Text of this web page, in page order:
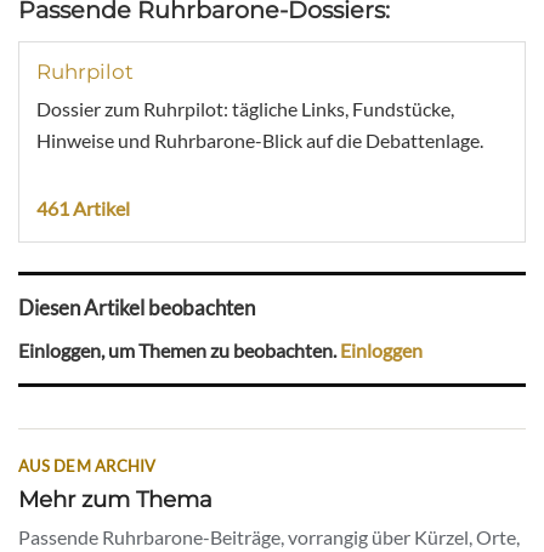
Passende Ruhrbarone-Dossiers:
Ruhrpilot
Dossier zum Ruhrpilot: tägliche Links, Fundstücke,
Hinweise und Ruhrbarone-Blick auf die Debattenlage.
461 Artikel
Diesen Artikel beobachten
Einloggen, um Themen zu beobachten.Einloggen
AUS DEM ARCHIV
Mehr zum Thema
Passende Ruhrbarone-Beiträge, vorrangig über Kürzel, Orte,